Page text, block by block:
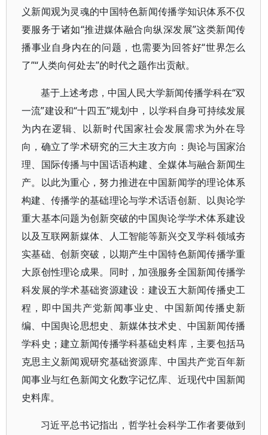
义新闻观为灵魂的中国特色新闻传播学知识体系不仅
要服务于诸如“推进媒体融合向纵深发展”这类新闻传
播事业自身内在的问题，也需要为回答好“世界怎么
了”“人类向何处去”的时代之题作出贡献。
基于上述考虑，中国人民大学新闻传播学科在“双
一流”建设和“十四五”规划中，以学科自身可持续发展
为内在逻辑、以新时代国家社会发展需求为外在导
向，确立了学术研究的三大主攻方向：舆论与国家治
理、国际传播与中国话语构建、全媒体与融合新闻生
产。以此为重心，努力推进在中国新闻学的理论体系
构建、传播学的基础理论与学术话语创新、以舆论学
重大基本问题为创新突破的中国舆论学学术体系建设
以及互联网新媒体、人工智能等新兴交叉学科领域夯
实基础、创新突破，以期产生中国特色新闻传播学重
大原创性理论成果。同时，加强服务全国新闻传播学
科发展的学术基础资源建设：建设五大新闻传播史工
程，即中国共产党新闻事业史、中国新闻传播史新
编、中国舆论思想史、新媒体技术史、中国新闻传播
学科史；建立新闻传播学科基础史料库，主要包括马
克思主义新闻观研究基础资源库、中国共产党百年新
闻事业与红色新闻文化数字记忆库、近现代中国新闻
史料库。
习近平总书记指出，哲学社会科学工作者要做到